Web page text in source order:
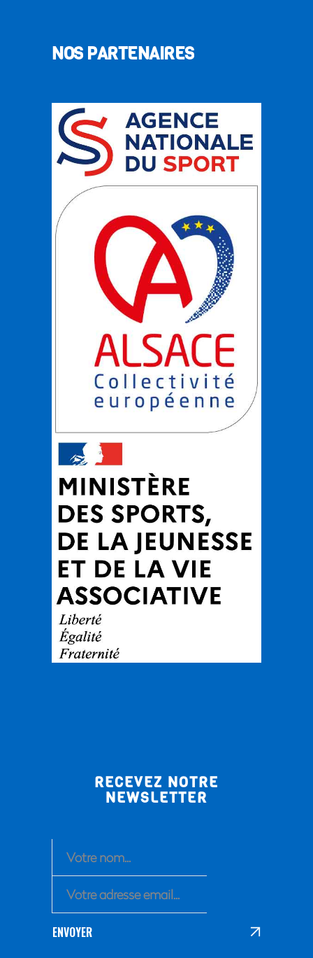
NOS PARTENAIRES
RECEVEZ NOTRE
NEWSLETTER
ENVOYER